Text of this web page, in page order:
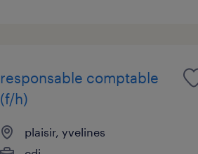
responsable comptable
(f/h)
plaisir, yvelines